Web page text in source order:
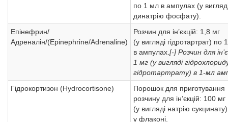
по 1 мл в ампулах (у
динатрію фосфату).
Епінефрин/
Адреналін/(Epinephrine/Adrenaline)
Розчин для ін’єкцій: 1,8 мг
(у вигляді гідротартрат) по
в ампулах. [-] Розчин для
1 мг (у вигляді
гідротартрату) в 1-мл
Гідрокортизон (Hydrocortisone)
Порошок для приготування
розчину для ін’єкцій: 100 мг
(у вигляді натрію сукцинату)
у флаконі.